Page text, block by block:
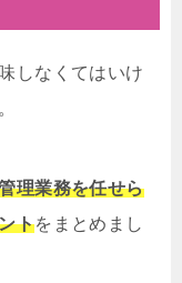
しなくてはいけ
理業務を任せら
トをまとめまし